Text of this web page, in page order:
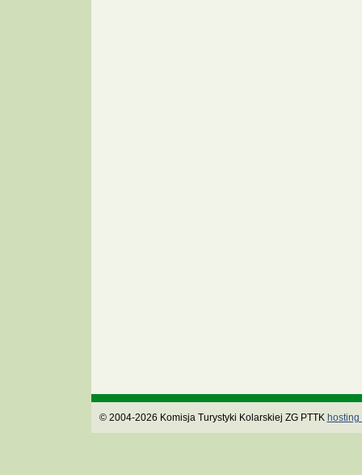
© 2004-2026 Komisja Turystyki Kolarskiej ZG PTTK hosting